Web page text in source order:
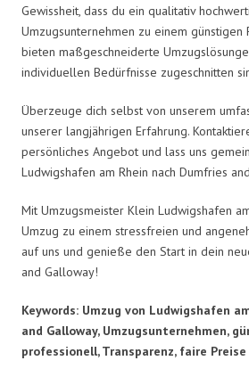
Gewissheit, dass du ein qualitativ
Umzugsunternehmen zu einem günstigen
bieten maßgeschneiderte
individuellen Bedürfnisse zugeschnitten
Überzeuge dich selbst von unserem
unserer langjährigen Erfahrung.
persönliches Angebot und lass uns
Ludwigshafen am Rhein nach Dumfries
Mit Umzugsmeister Klein Ludwigshafen
Umzug zu einem stressfreien und
auf uns und genieße den Start in dein
and Galloway!
Keywords: Umzug von Ludwigshafen
and Galloway, Umzugsunternehmen,
professionell, Transparenz, faire Preise